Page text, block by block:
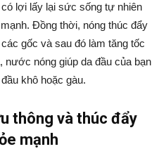
lợi lấy lại sức sống tự nhiên
Đồng thời, nóng thúc đẩy
gốc và sau đó làm tăng tốc
nước nóng giúp da đầu của bạn
khô hoặc gàu.
thông và thúc đẩy
mạnh